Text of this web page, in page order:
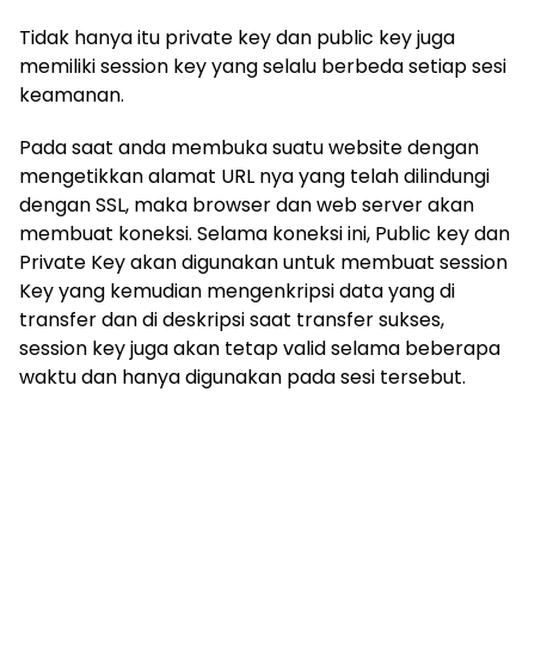
Tidak hanya itu private key dan public key juga
memiliki session key yang selalu berbeda setiap sesi
keamanan.
Pada saat anda membuka suatu website dengan
mengetikkan alamat URL nya yang telah dilindungi
dengan SSL, maka browser dan web server akan
membuat koneksi. Selama koneksi ini, Public key dan
Private Key akan digunakan untuk membuat session
Key yang kemudian mengenkripsi data yang di
transfer dan di deskripsi saat transfer sukses,
session key juga akan tetap valid selama beberapa
waktu dan hanya digunakan pada sesi tersebut.